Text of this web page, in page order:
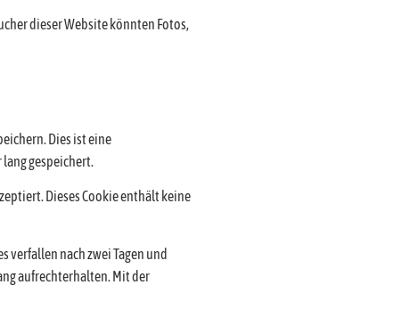
dieser Website könnten Fotos,
Dies ist eine
gespeichert.
Dieses Cookie enthält keine
nach zwei Tagen und
aufrechterhalten. Mit der